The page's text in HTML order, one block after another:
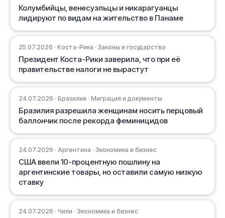
Колумбийцы, венесуэльцы и никарагуанцы
лидируют по видам на жительство в Панаме
25.07.2026 · Коста-Рика · Законы и государство
Президент Коста-Рики заверила, что при её
правительстве налоги не вырастут
24.07.2026 · Бразилия · Миграция и документы
Бразилия разрешила женщинам носить перцовый
баллончик после рекорда феминицидов
24.07.2026 · Аргентина · Экономика и бизнес
США ввели 10-процентную пошлину на
аргентинские товары, но оставили самую низкую
ставку
24.07.2026 · Чили · Экономика и бизнес